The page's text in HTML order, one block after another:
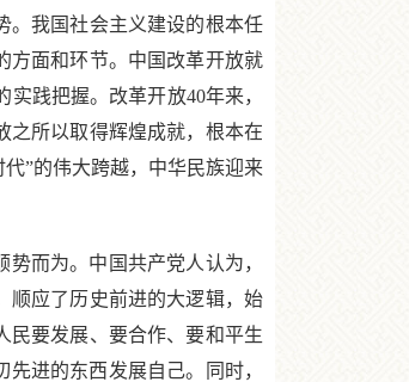
。我国社会主义建设的根本任
方面和环节。中国改革开放就
践把握。改革开放40年来，
之所以取得辉煌成就，根本在
”的伟大跨越，中华民族迎来
而为。中国共产党人认为，
顺应了历史前进的大逻辑，始
民要发展、要合作、要和平生
进的东西发展自己。同时，